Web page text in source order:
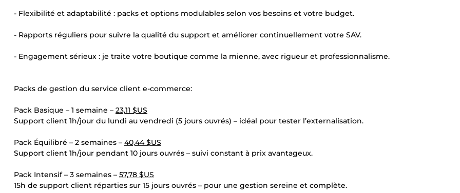
- Flexibilité et adaptabilité : packs et options modulables selon vos besoins et votre budget.
- Rapports réguliers pour suivre la qualité du support et améliorer continuellement votre SAV.
- Engagement sérieux : je traite votre boutique comme la mienne, avec rigueur et professionnalisme.
Packs de gestion du service client e-commerce:
Pack Basique – 1 semaine – 23,11 $US
Support client 1h/jour du lundi au vendredi (5 jours ouvrés) – idéal pour tester l’externalisation.
Pack Équilibré – 2 semaines – 40,44 $US
Support client 1h/jour pendant 10 jours ouvrés – suivi constant à prix avantageux.
Pack Intensif – 3 semaines – 57,78 $US
15h de support client réparties sur 15 jours ouvrés – pour une gestion sereine et complète.